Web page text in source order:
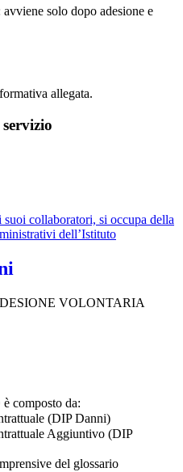
solo dopo adesione e
allegata.
collaboratori, si occupa della
dell’Istituto
VOLONTARIA
composto da:
(DIP Danni)
Aggiuntivo (DIP
del glossario